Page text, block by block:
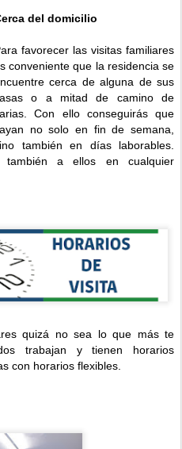
del domicilio
favorecer las visitas familiares
conveniente que la residencia se
cerca de alguna de sus
o a mitad de camino de
Con ello conseguirás que
no solo en fin de semana,
también en días laborables.
también a ellos en cualquier
quizá no sea lo que más te
trabajan y tienen horarios
con horarios flexibles.